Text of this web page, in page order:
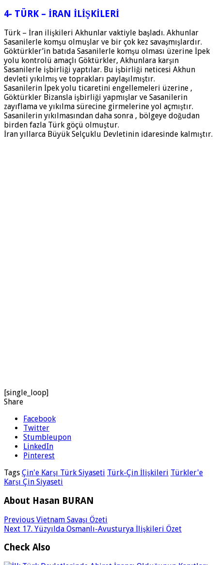
4- TÜRK – İRAN İLİŞKİLERİ
Türk – İran ilişkileri Akhunlar vaktiyle başladı. Akhunlar
Sasanilerle komşu olmuşlar ve bir çok kez savaşmışlardır.
Göktürkler’in batıda Sasanilerle komşu olması üzerine İpek
yolu kontrolü amaçlı Göktürkler, Akhunlara karşın
Sasanilerle işbirliği yaptılar. Bu işbirliği neticesi Akhun
devleti yıkılmış ve toprakları paylaşılmıştır.
Sasanilerin İpek yolu ticaretini engellemeleri üzerine ,
Göktürkler Bizansla işbirliği yapmışlar ve Sasanilerin
zayıflama ve yıkılma sürecine girmelerine yol açmıştır.
Sasanilerin yıkılmasından daha sonra , bölgeye doğudan
birden fazla Türk göçü olmuştur.
İran yıllarca Büyük Selçuklu Devletinin idaresinde kalmıştır.
[single_loop]
Share
Facebook
Twitter
Stumbleupon
LinkedIn
Pinterest
Tags Çin'e Karşı Türk Siyaseti Türk-Çin İlişkileri Türkler'e
Karşı Çin Siyaseti
About Hasan BURAN
Previous Vietnam Savaşı Özeti
Next 17. Yüzyılda Osmanlı-Avusturya İlişkileri Özet
Check Also